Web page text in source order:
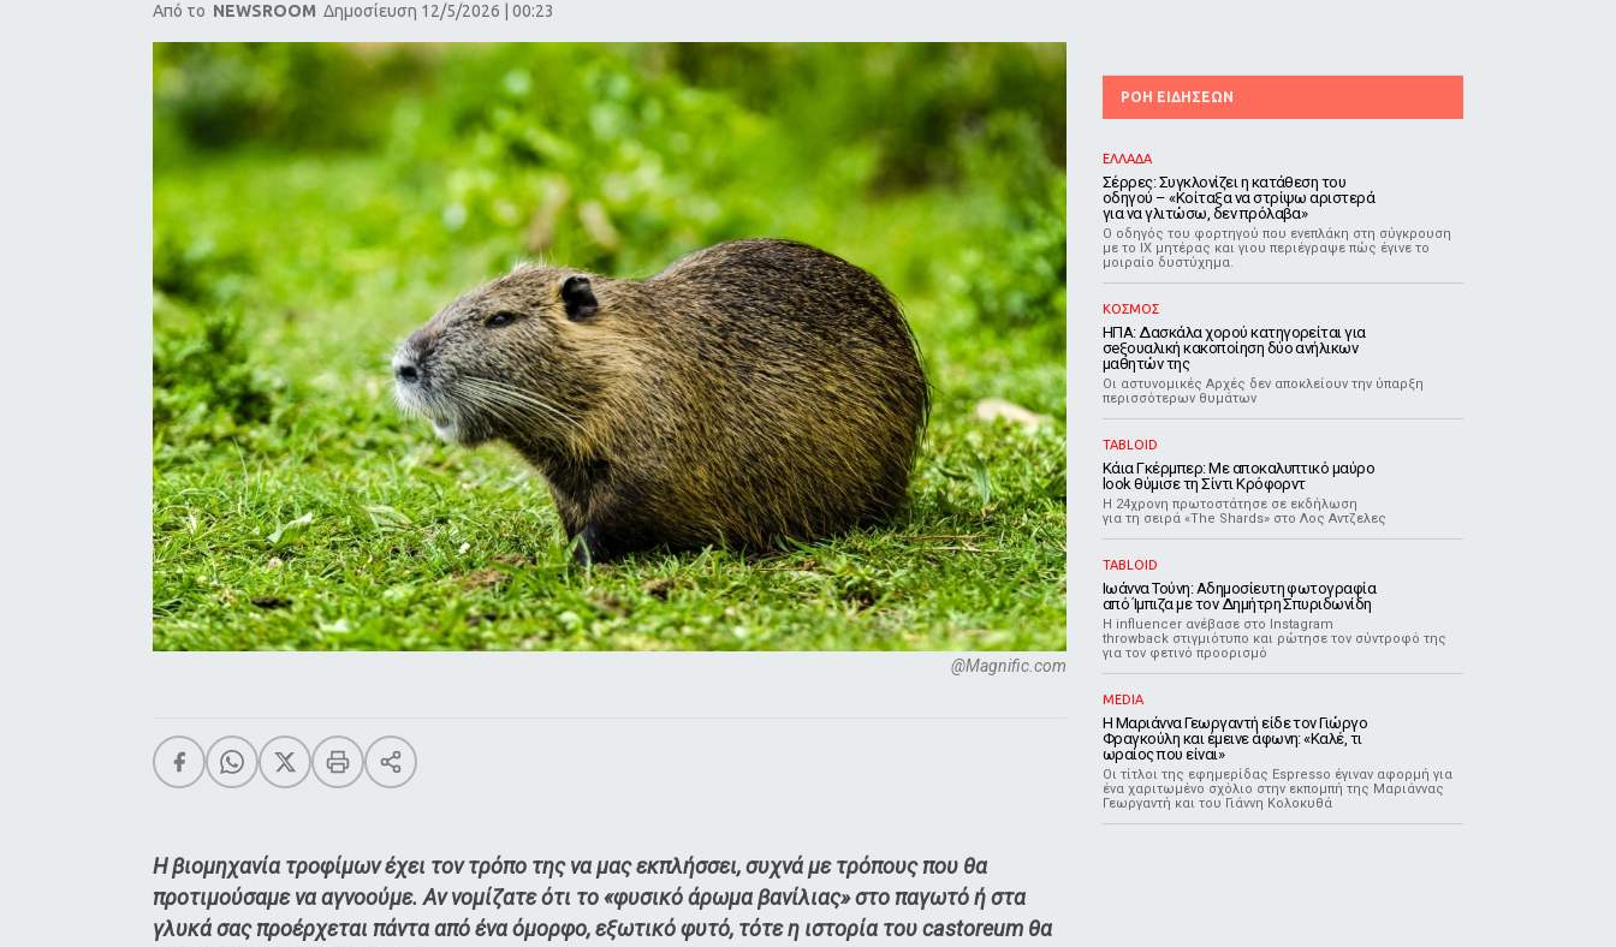
Από το NEWSROOM Δημοσίευση 12/5/2026 | 00:23
@Magnific.com
Η βιομηχανία τροφίμων έχει τον τρόπο της να μας εκπλήσσει, συχνά με τρόπους που θα
προτιμούσαμε να αγνοούμε. Αν νομίζατε ότι το «φυσικό άρωμα βανίλιας» στο παγωτό ή στα
γλυκά σας προέρχεται πάντα από ένα όμορφο, εξωτικό φυτό, τότε η ιστορία του castoreum θα
ΡΟΗ ΕΙΔΗΣΕΩΝ
ΕΛΛΑΔΑ
Σέρρες: Συγκλονίζει η κατάθεση του
οδηγού – «Κοίταξα να στρίψω αριστερά
για να γλιτώσω, δεν πρόλαβα»
Ο οδηγός του φορτηγού που ενεπλάκη στη σύγκρουση
με το ΙΧ μητέρας και γιου περιέγραψε πώς έγινε το
μοιραίο δυστύχημα.
ΚΟΣΜΟΣ
ΗΠΑ: Δασκάλα χορού κατηγορείται για
σeξουαλική κακοποίηση δύο ανήλικων
μαθητών της
Οι αστυνομικές Αρχές δεν αποκλείουν την ύπαρξη
περισσότερων θυμάτων
TABLOID
Κάια Γκέρμπερ: Με αποκαλυπτικό μαύρο
look θύμισε τη Σίντι Κρόφορντ
Η 24χρονη πρωτοστάτησε σε εκδήλωση
για τη σειρά «The Shards» στο Λος Αντζελες
TABLOID
Ιωάννα Τούνη: Αδημοσίευτη φωτογραφία
από Ίμπιζα με τον Δημήτρη Σπυριδωνίδη
Η influencer ανέβασε στο Instagram
throwback στιγμιότυπο και ρώτησε τον σύντροφό της
για τον φετινό προορισμό
MEDIA
Η Μαριάννα Γεωργαντή είδε τον Γιώργο
Φραγκούλη και έμεινε άφωνη: «Καλέ, τι
ωραίος που είναι»
Οι τίτλοι της εφημερίδας Espresso έγιναν αφορμή για
ένα χαριτωμένο σχόλιο στην εκπομπή της Μαριάννας
Γεωργαντή και του Γιάννη Κολοκυθά